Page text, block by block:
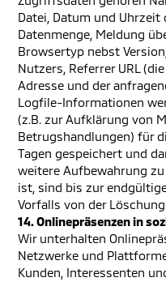
Datei, Datum und
Datenmenge, Meldung
Browsertyp nebst
Nutzers, Referrer URL
Adresse und der
Logfile-Informationen
(z.B. zur Aufklärung von
Betrugshandlungen) für
Tagen gespeichert und
weitere Aufbewahrung
ist, sind bis zur
Vorfalls von der
14. Onlinepräsenzen in
Wir unterhalten
Netzwerke und
Kunden, Interessenten